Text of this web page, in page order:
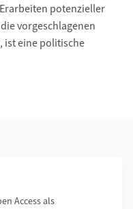
potenzieller
vorgeschlagenen
ist eine politische
Access als